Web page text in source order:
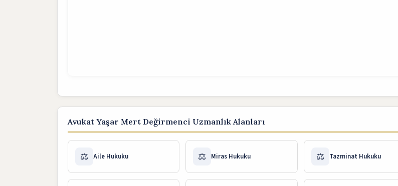
Avukat Yaşar Mert Değirmenci Uzmanlık Alanları
⚖️ Aile Hukuku ⚖️ Miras Hukuku ⚖️ Tazminat Hukuku